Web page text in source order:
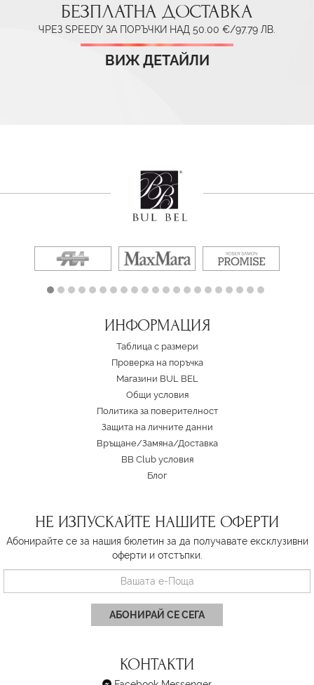
БЕЗПЛАТНА ДОСТАВКА
ЧРЕЗ SPEEDY ЗА ПОРЪЧКИ НАД 50.00 €/97.79 ЛВ.
ВИЖ ДЕТАЙЛИ
ИНФОРМАЦИЯ
Таблица с размери
Проверка на поръчка
Магазини BUL BEL
Oбщи условия
Политика за поверителност
Защита на личните данни
Връщане/Замяна/Доставка
BB Club условия
Блог
НЕ ИЗПУСКАЙТЕ НАШИТЕ ОФЕРТИ
Абонирайте се за нашия бюлетин за да получавате ексклузивни
оферти и отстъпки.
АБОНИРАЙ СЕ СЕГА
КОНТАКТИ